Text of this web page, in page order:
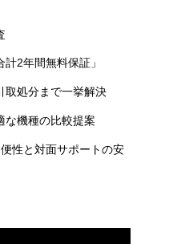
2年間無料保証」
取処分まで一挙解決
な機種の比較提案
性と対面サポートの安